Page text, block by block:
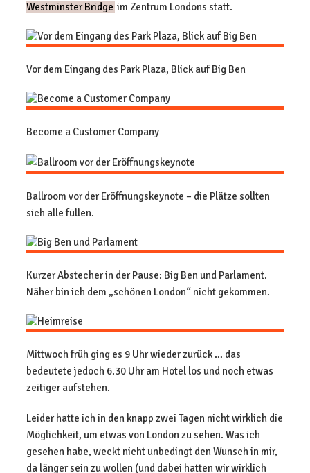
Westminster Bridge im Zentrum Londons statt.
Vor dem Eingang des Park Plaza, Blick auf Big Ben
Become a Customer Company
Ballroom vor der Eröffnungskeynote – die Plätze sollten
sich alle füllen.
Kurzer Abstecher in der Pause: Big Ben und Parlament.
Näher bin ich dem „schönen London“ nicht gekommen.
Mittwoch früh ging es 9 Uhr wieder zurück … das
bedeutete jedoch 6.30 Uhr am Hotel los und noch etwas
zeitiger aufstehen.
Leider hatte ich in den knapp zwei Tagen nicht wirklich die
Möglichkeit, um etwas von London zu sehen. Was ich
gesehen habe, weckt nicht unbedingt den Wunsch in mir,
da länger sein zu wollen (und dabei hatten wir wirklich